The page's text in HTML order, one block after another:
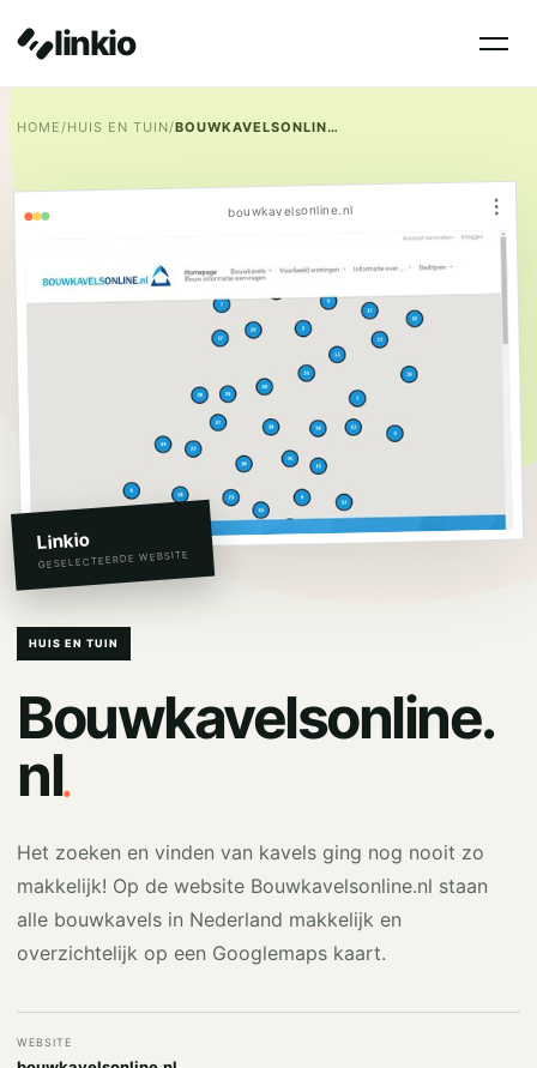
linkio
HOME/HUIS EN TUIN/ BOUWKAVELSONLINE.NL
bouwkavelsonline.nl ⋮
Linkio
GESELECTEERDE WEBSITE
HUIS EN TUIN
Bouwkavelsonline.
nl.
Het zoeken en vinden van kavels ging nog nooit zo
makkelijk! Op de website Bouwkavelsonline.nl staan
alle bouwkavels in Nederland makkelijk en
overzichtelijk op een Googlemaps kaart.
WEBSITE